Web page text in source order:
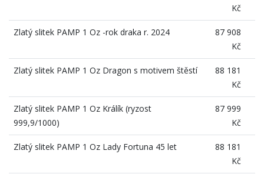
Kč
Zlatý slitek PAMP 1 Oz -rok draka r. 2024
87 908
Kč
Zlatý slitek PAMP 1 Oz Dragon s motivem štěstí
88 181
Kč
Zlatý slitek PAMP 1 Oz Králík (ryzost
999,9/1000)
87 999
Kč
Zlatý slitek PAMP 1 Oz Lady Fortuna 45 let
88 181
Kč